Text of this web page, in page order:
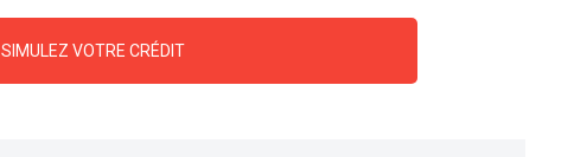
SIMULEZ VOTRE CRÉDIT